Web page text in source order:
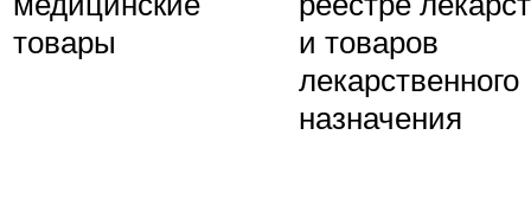
товары
и товаров
лекарственного
назначения